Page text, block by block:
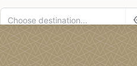
Add Waypoint